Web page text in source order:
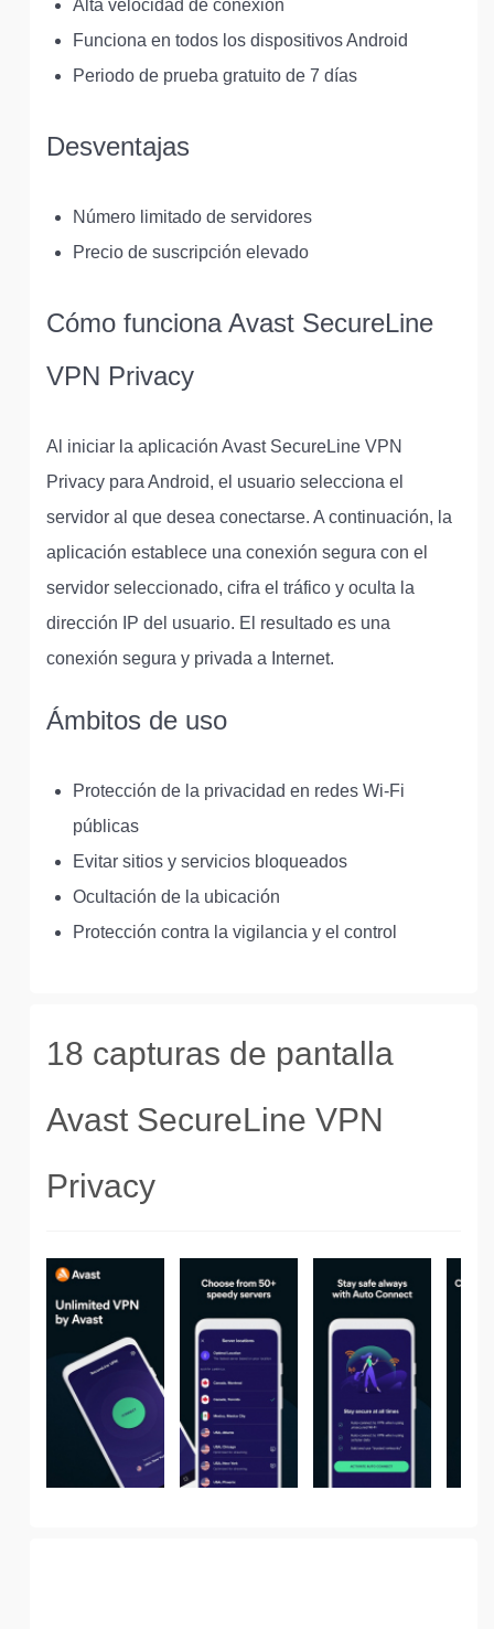
Alta velocidad de conexión
Funciona en todos los dispositivos Android
Periodo de prueba gratuito de 7 días
Desventajas
Número limitado de servidores
Precio de suscripción elevado
Cómo funciona Avast SecureLine
VPN Privacy
Al iniciar la aplicación Avast SecureLine VPN
Privacy para Android, el usuario selecciona el
servidor al que desea conectarse. A continuación, la
aplicación establece una conexión segura con el
servidor seleccionado, cifra el tráfico y oculta la
dirección IP del usuario. El resultado es una
conexión segura y privada a Internet.
Ámbitos de uso
Protección de la privacidad en redes Wi-Fi
públicas
Evitar sitios y servicios bloqueados
Ocultación de la ubicación
Protección contra la vigilancia y el control
18 capturas de pantalla
Avast SecureLine VPN
Privacy